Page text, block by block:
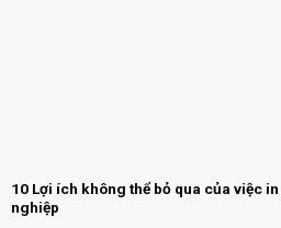
10 Lợi ích không thể bỏ qua của việc
nghiệp